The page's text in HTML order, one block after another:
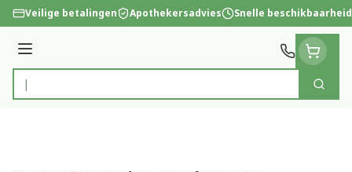
Ga naar de inhoud
Veilige betalingen Apothekersadvies Snelle beschikbaarheid
Menu
Product, merk, categorie...
Zoek